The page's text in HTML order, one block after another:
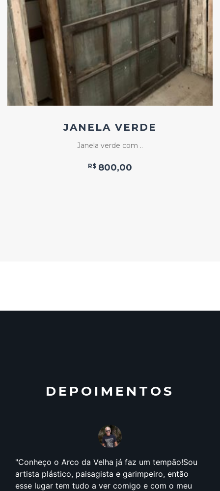
Add
ao
Favoritos
JANELA VERDE
Janela verde com ..
R$ 800,00
DEPOIMENTOS
Conheço o Arco da Velha já faz um tempão!Sou
artista plástico, paisagista e garimpeiro, então
esse lugar tem tudo a ver comigo e com o meu